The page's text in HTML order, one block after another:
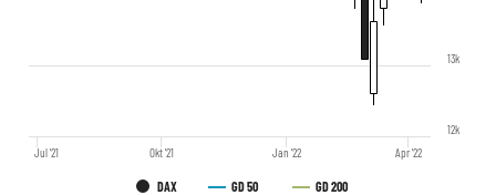
DAX GD 50 GD 200
Jul '21 Okt '21 Jan '22 Apr '22
12k
13k